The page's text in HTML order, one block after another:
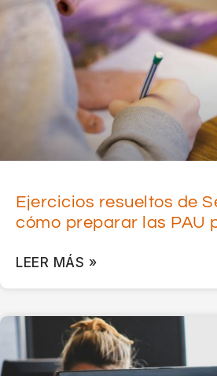
Ejercicios resueltos de
cómo preparar las PAU
LEER MÁS »